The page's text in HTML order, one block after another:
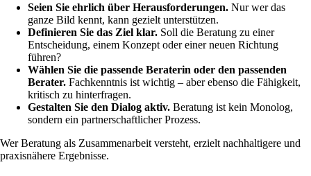
Seien Sie ehrlich über Herausforderungen. Nur wer das
ganze Bild kennt, kann gezielt unterstützen.
Definieren Sie das Ziel klar. Soll die Beratung zu einer
Entscheidung, einem Konzept oder einer neuen Richtung
führen?
Wählen Sie die passende Beraterin oder den passenden
Berater. Fachkenntnis ist wichtig – aber ebenso die Fähigkeit,
kritisch zu hinterfragen.
Gestalten Sie den Dialog aktiv. Beratung ist kein Monolog,
sondern ein partnerschaftlicher Prozess.
Wer Beratung als Zusammenarbeit versteht, erzielt nachhaltigere und
praxisnähere Ergebnisse.